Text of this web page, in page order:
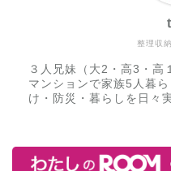
整理収
３人兄妹（大2・高3・
マンションで家族5人暮
け・防災・暮らしを日々